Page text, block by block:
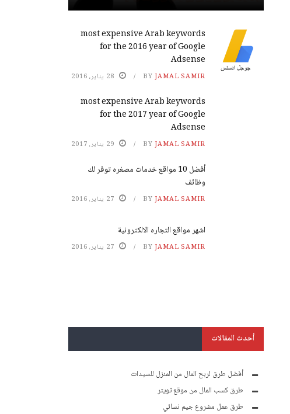
most expensive Arab keywords
for the 2016 year of Google
Adsense
BY JAMAL SAMIR 28 يناير، 2016
most expensive Arab keywords
for the 2017 year of Google
Adsense
BY JAMAL SAMIR 29 يناير، 2017
أفضل 10 مواقع خدمات مصغره توفر لك
وظائف
BY JAMAL SAMIR 27 يناير، 2016
اشهر مواقع التجاره الالكترونية
BY JAMAL SAMIR 27 يناير، 2016
أحدث المقالات
أفضل طرق لربح المال من المنزل للسيدات
طرق كسب المال من موقع تويتر
طرق عمل مشروع جيم نسائي